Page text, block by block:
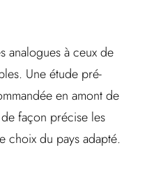
analogues à ceux de
Une étude pré-
en amont de
façon précise les
choix du pays adapté.